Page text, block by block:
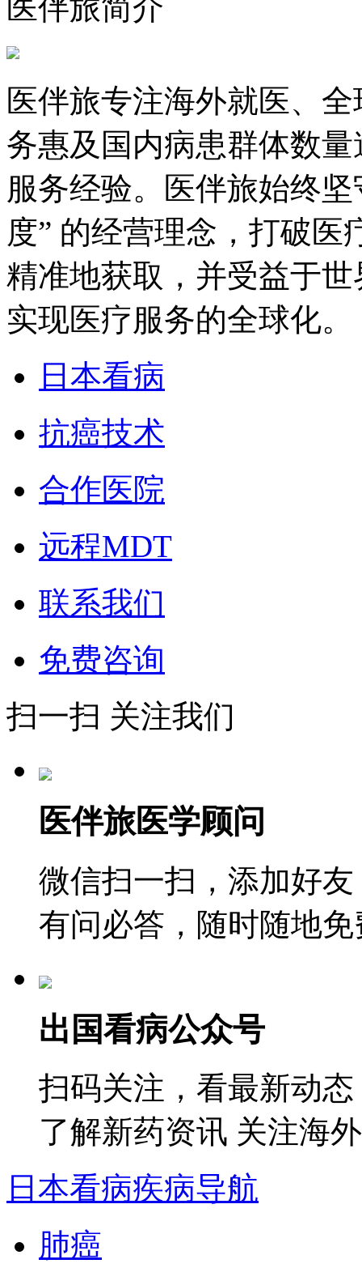
医伴旅简介
医伴旅专注海外就医、
务惠及国内病患群体数
服务经验。医伴旅始终
度” 的经营理念，打破
精准地获取，并受益于
实现医疗服务的全球化。
日本看病
抗癌技术
合作医院
远程MDT
联系我们
免费咨询
扫一扫 关注我们
医伴旅医学顾问
微信扫一扫，添加好友
有问必答，随时随地免
出国看病公众号
扫码关注，看最新动态
了解新药资讯 关注海
日本看病疾病导航
肺癌